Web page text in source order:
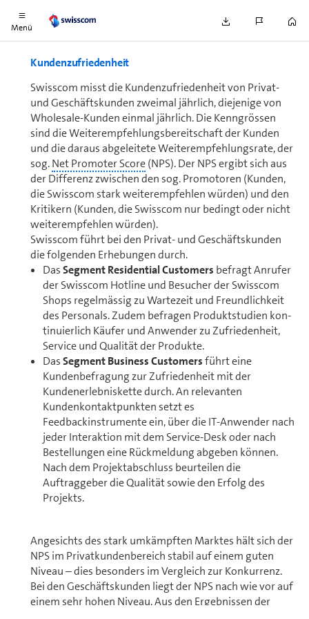
Menü
Kun­den­zu­frie­den­heit
Swisscom misst die Kun­den­zu­frie­den­heit von Privat-
und Ge­schäfts­kun­den zweimal jährlich, diejenige von
Wholesale-Kunden einmal jährlich. Die Kenngrössen
sind die Wei­ter­emp­feh­lungs­be­reit­schaft der Kunden
und die daraus abgeleitete Wei­ter­emp­feh­lungs­ra­te, der
sog.Net Promoter Score(NPS). Der NPS ergibt sich aus
der Differenz zwischen den sog. Promotoren (Kunden,
die Swisscom stark weiterempfehlen würden) und den
Kritikern (Kunden, die Swisscom nur bedingt oder nicht
weiterempfehlen würden).
Swisscom führt bei den Privat- und Ge­schäfts­kun­den
die folgenden Erhebungen durch.
DasSegment Residential Cust­o­m­ers befragt Anrufer
der Swisscom Hotline und Besucher der Swisscom
Shops regelmässig zu Wartezeit und Freundlichkeit
des Personals. Zudem befragen Produktstudien kon­
ti­nu­ier­lich Käufer und Anwender zu Zufriedenheit,
Service und Qualität der Produkte.
DasSegment Business Cust­o­m­ersführt eine
Kundenbefragung zur Zufriedenheit mit der
Kundenerlebniskette durch. An relevanten
Kundenkontaktpunkten setzt es
Feedbackinstrumente ein, über die IT-Anwender nach
jeder Interaktion mit dem Service-Desk oder nach
Bestellungen eine Rückmeldung abgeben können.
Nach dem Projektabschluss beurteilen die
Auftraggeber die Qualität sowie den Erfolg des
Projekts.
Angesichts des stark umkämpften Marktes hält sich der
NPS im Pri­vat­kun­den­be­reich stabil auf einem guten
Niveau – dies besonders im Vergleich zur Konkurrenz.
Bei den Ge­schäfts­kun­den liegt der NPS nach wie vor auf
einem sehr hohen Niveau. Aus den Ergebnissen der